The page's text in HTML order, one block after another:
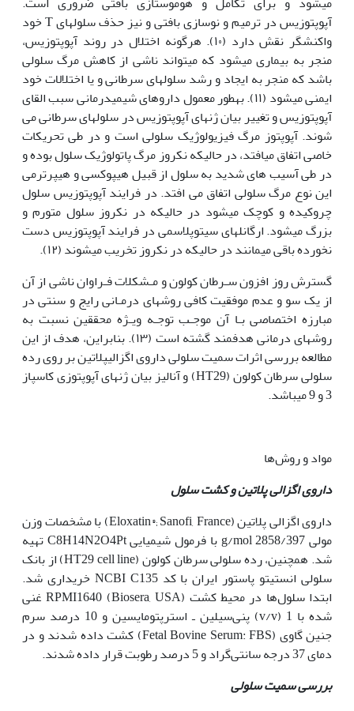
آپوپتوزیس در ترمیم و نوسازی بافتی و نیز حذف سلول‫های T خود
واکنش­گر نقش دارد (۱۰). هرگونه اختلال در روند آپوپتوزیس،
منجر به بیماری می‫شود که می‫تواند ناشی از کاهش مرگ سلولی
باشد که منجر به ایجاد و رشد سلول‫های سرطانی و یا اختلالات خود
ایمنی می‫شود (۱۱). به‫طور معمول داروهای شیمی­درمانی سبب القای
آپوپتوزیس و تغییر بیان ژن­های آپوپتوزیس در سلول‫های سرطانی می
شوند. آپوپتوز مرگ فیزیولوژیک سلولی است و در طی تحریکات
خاصی اتفاق می­افتد، در حالی‫که نکروز مرگ پاتولوژیک سلول بوده و
در طی آسیب های شدید به سلول از قبیل هیپوکسی و هیپرترمی
این نوع مرگ سلولی اتفاق می افتد. در فرایند آپوپتوزیس سلول
چروکیده و کوچک می‫شود در حالی‫که در نکروز سلول متورم و
بزرگ می‫شود. ارگانل‫های سیتوپلاسمی در فرایند آپوپتوزیس دست
نخورده باقی می‫مانند در حالی‫که در نکروز تخریب می‫شوند (۱۲).
گسترش روز افزون سـرطان کولون و مـشکلات فـراوان ناشی از آن
از یک سو و عدم موفقیت کافی روش­های درمـانی رایج و سنتی در
مبارزه اختصاصی بـا آن موجـب توجـه ویـژه محققین نسبت به
روش­های درمانی هدفمند گشته است (۱۳). بنابراین، هدف از این
مطالعه بررسی اثرات سمیت سلولی داروی اگزالی­پلاتین بر روی رده
سلولی سرطان کولون (HT29) و آنالیز بیان ژن­های آپوپتوزی کاسپاز
3 و 9 می­باشد.
مواد و روش‌ها
داروی اگزالی پلاتین و کشت سلول
داروی اگزالی پلاتین (Eloxatin®; Sanofi, France) با مشخصات وزن
مولی g/mol 2858/397 با فرمول شیمیایی C8H14N2O4Pt تهیه
شد. هم‫چنین، رده سلولی سرطان کولون (HT29 cell line) از بانک
سلولی انستیتو پاستور ایران با کد NCBI C135 خریداری شد.
ابتدا سلول‌ها در محیط کشت RPMI1640 (Biosera, USA) غنی
شده با 1 (v/v) پنی‌سیلین ـ استرپتومایسین و 10 درصد سرم
جنین گاوی (Fetal Bovine Serum: FBS) کشت داده شدند و در
دمای 37 درجه سانتی‌گراد و 5 درصد رطوبت قرار داده شدند.
بررسی سمیت سلولی